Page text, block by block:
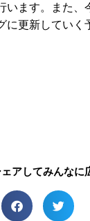
います。また、
に更新していく
アしてみんなに